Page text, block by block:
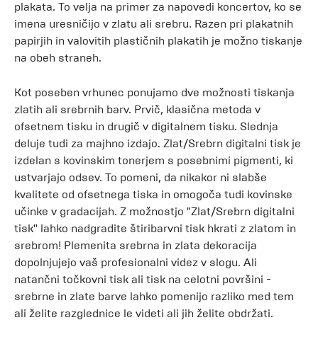
plakata. To velja na primer za napovedi koncertov, ko se
imena uresničijo v zlatu ali srebru. Razen pri plakatnih
papirjih in valovitih plastičnih plakatih je možno tiskanje
na obeh straneh.
Kot poseben vrhunec ponujamo dve možnosti tiskanja
zlatih ali srebrnih barv. Prvič, klasična metoda v
ofsetnem tisku in drugič v digitalnem tisku. Slednja
deluje tudi za majhno izdajo. Zlat/Srebrn digitalni tisk je
izdelan s kovinskim tonerjem s posebnimi pigmenti, ki
ustvarjajo odsev. To pomeni, da nikakor ni slabše
kvalitete od ofsetnega tiska in omogoča tudi kovinske
učinke v gradacijah. Z možnostjo "Zlat/Srebrn digitalni
tisk" lahko nadgradite štiribarvni tisk hkrati z zlatom in
srebrom! Plemenita srebrna in zlata dekoracija
dopolnjujejo vaš profesionalni videz v slogu. Ali
natančni točkovni tisk ali tisk na celotni površini -
srebrne in zlate barve lahko pomenijo razliko med tem
ali želite razglednice le videti ali jih želite obdržati.